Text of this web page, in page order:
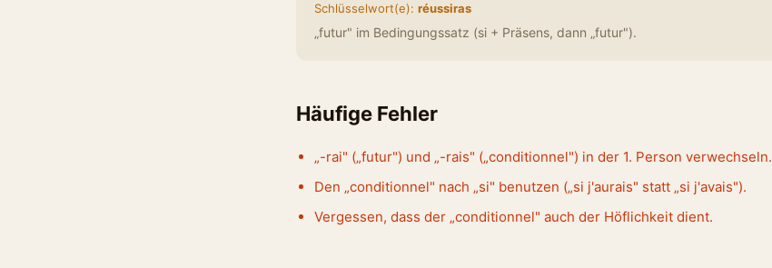
Schlüsselwort(e): réussiras
„futur" im Bedingungssatz (si + Präsens, dann „futur").
Häufige Fehler
„-rai" („futur") und „-rais" („conditionnel") in der 1. Person verwechseln.
Den „conditionnel" nach „si" benutzen („si j'aurais" statt „si j'avais").
Vergessen, dass der „conditionnel" auch der Höflichkeit dient.